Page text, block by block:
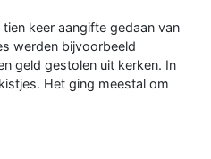
keer aangifte gedaan van
werden bijvoorbeeld
geld gestolen uit kerken. In
Het ging meestal om